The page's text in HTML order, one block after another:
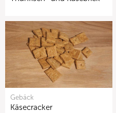
Gebäck
Käsecracker